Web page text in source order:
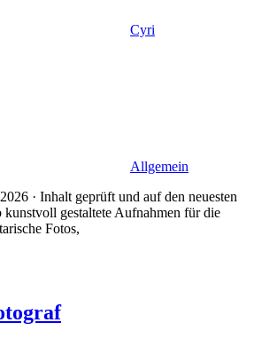
Cyri
Allgemein
· Inhalt geprüft und auf den neuesten
kunstvoll gestaltete Aufnahmen für die
Fotos,